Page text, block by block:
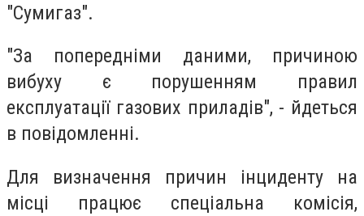
"Сумигаз".
"За попередніми даними, причиною
вибуху є порушенням правил
експлуатації газових приладів", - йдеться
в повідомленні.
Для визначення причин інциденту на
місці працює спеціальна комісія,